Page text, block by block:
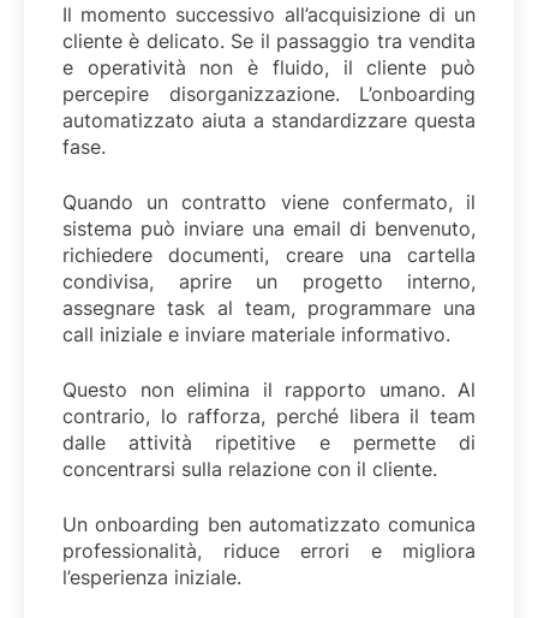
Il momento successivo all’acquisizione di un
cliente è delicato. Se il passaggio tra vendita
e operatività non è fluido, il cliente può
percepire disorganizzazione. L’onboarding
automatizzato aiuta a standardizzare questa
fase.
Quando un contratto viene confermato, il
sistema può inviare una email di benvenuto,
richiedere documenti, creare una cartella
condivisa, aprire un progetto interno,
assegnare task al team, programmare una
call iniziale e inviare materiale informativo.
Questo non elimina il rapporto umano. Al
contrario, lo rafforza, perché libera il team
dalle attività ripetitive e permette di
concentrarsi sulla relazione con il cliente.
Un onboarding ben automatizzato comunica
professionalità, riduce errori e migliora
l’esperienza iniziale.